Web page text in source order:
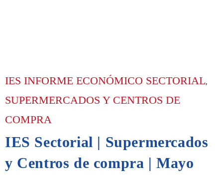
IES INFORME ECONÓMICO SECTORIAL,
SUPERMERCADOS Y CENTROS DE
COMPRA
IES Sectorial | Supermercados
y Centros de compra | Mayo